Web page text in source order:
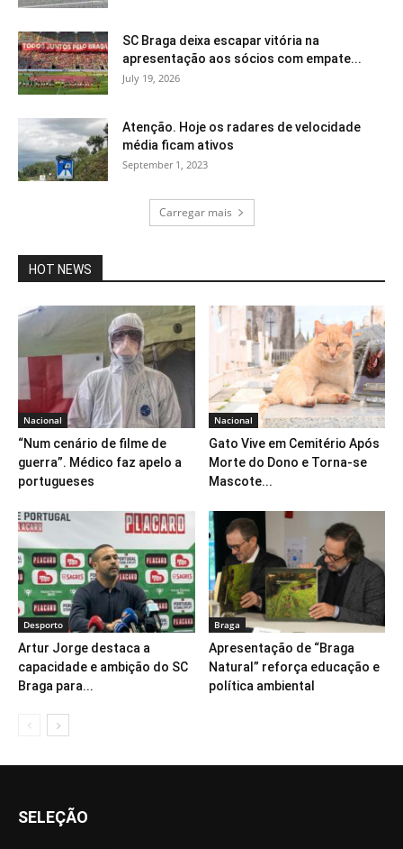
SC Braga deixa escapar vitória na
apresentação aos sócios com empate...
July 19, 2026
Atenção. Hoje os radares de velocidade
média ficam ativos
September 1, 2023
Carregar mais
HOT NEWS
Nacional
“Num cenário de filme de
guerra”. Médico faz apelo a
portugueses
Nacional
Gato Vive em Cemitério Após
Morte do Dono e Torna-se
Mascote...
Desporto
Artur Jorge destaca a
capacidade e ambição do SC
Braga para...
Braga
Apresentação de “Braga
Natural” reforça educação e
política ambiental
SELEÇÃO